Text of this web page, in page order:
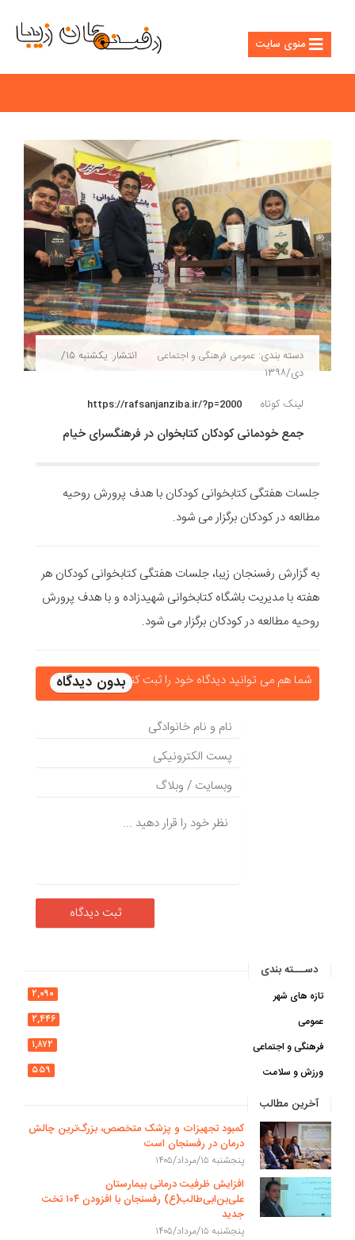
منوی سایت
دسته بندی: عمومی فرهنگی و اجتماعی
انتشار: یکشنبه ۱۵/
دی/۱۳۹۸
لینک کوتاه
https://rafsanjanziba.ir/?p=2000
جمع خودمانی کودکان کتابخوان در فرهنگسرای خیام
جلسات هفتگی کتابخوانی کودکان با هدف پرورش روحیه
مطالعه در کودکان برگزار می شود.
به گزارش رفسنجان زیبا، جلسات هفتگی کتابخوانی کودکان هر
هفته با مدیریت باشگاه کتابخوانی شهیدزاده و با هدف پرورش
روحیه مطالعه در کودکان برگزار می شود.
شما هم می توانید دیدگاه خود را ثبت کنید
دســـته بندی
تازه های شهر
۲,۰۹۰
عمومی
۲,۴۴۶
فرهنگی و اجتماعی
۱,۸۷۲
ورزش و سلامت
۵۵۹
آخرین مطالب
کمبود تجهیزات و پزشک متخصص، بزرگ‌ترین چالش
درمان در رفسنجان است
پنجشنبه ۱۵/مرداد/۱۴۰۵
افزایش ظرفیت درمانی بیمارستان
علی‌بن‌ابی‌طالب(ع) رفسنجان با افزودن ۱۰۴ تخت
جدید
پنجشنبه ۱۵/مرداد/۱۴۰۵